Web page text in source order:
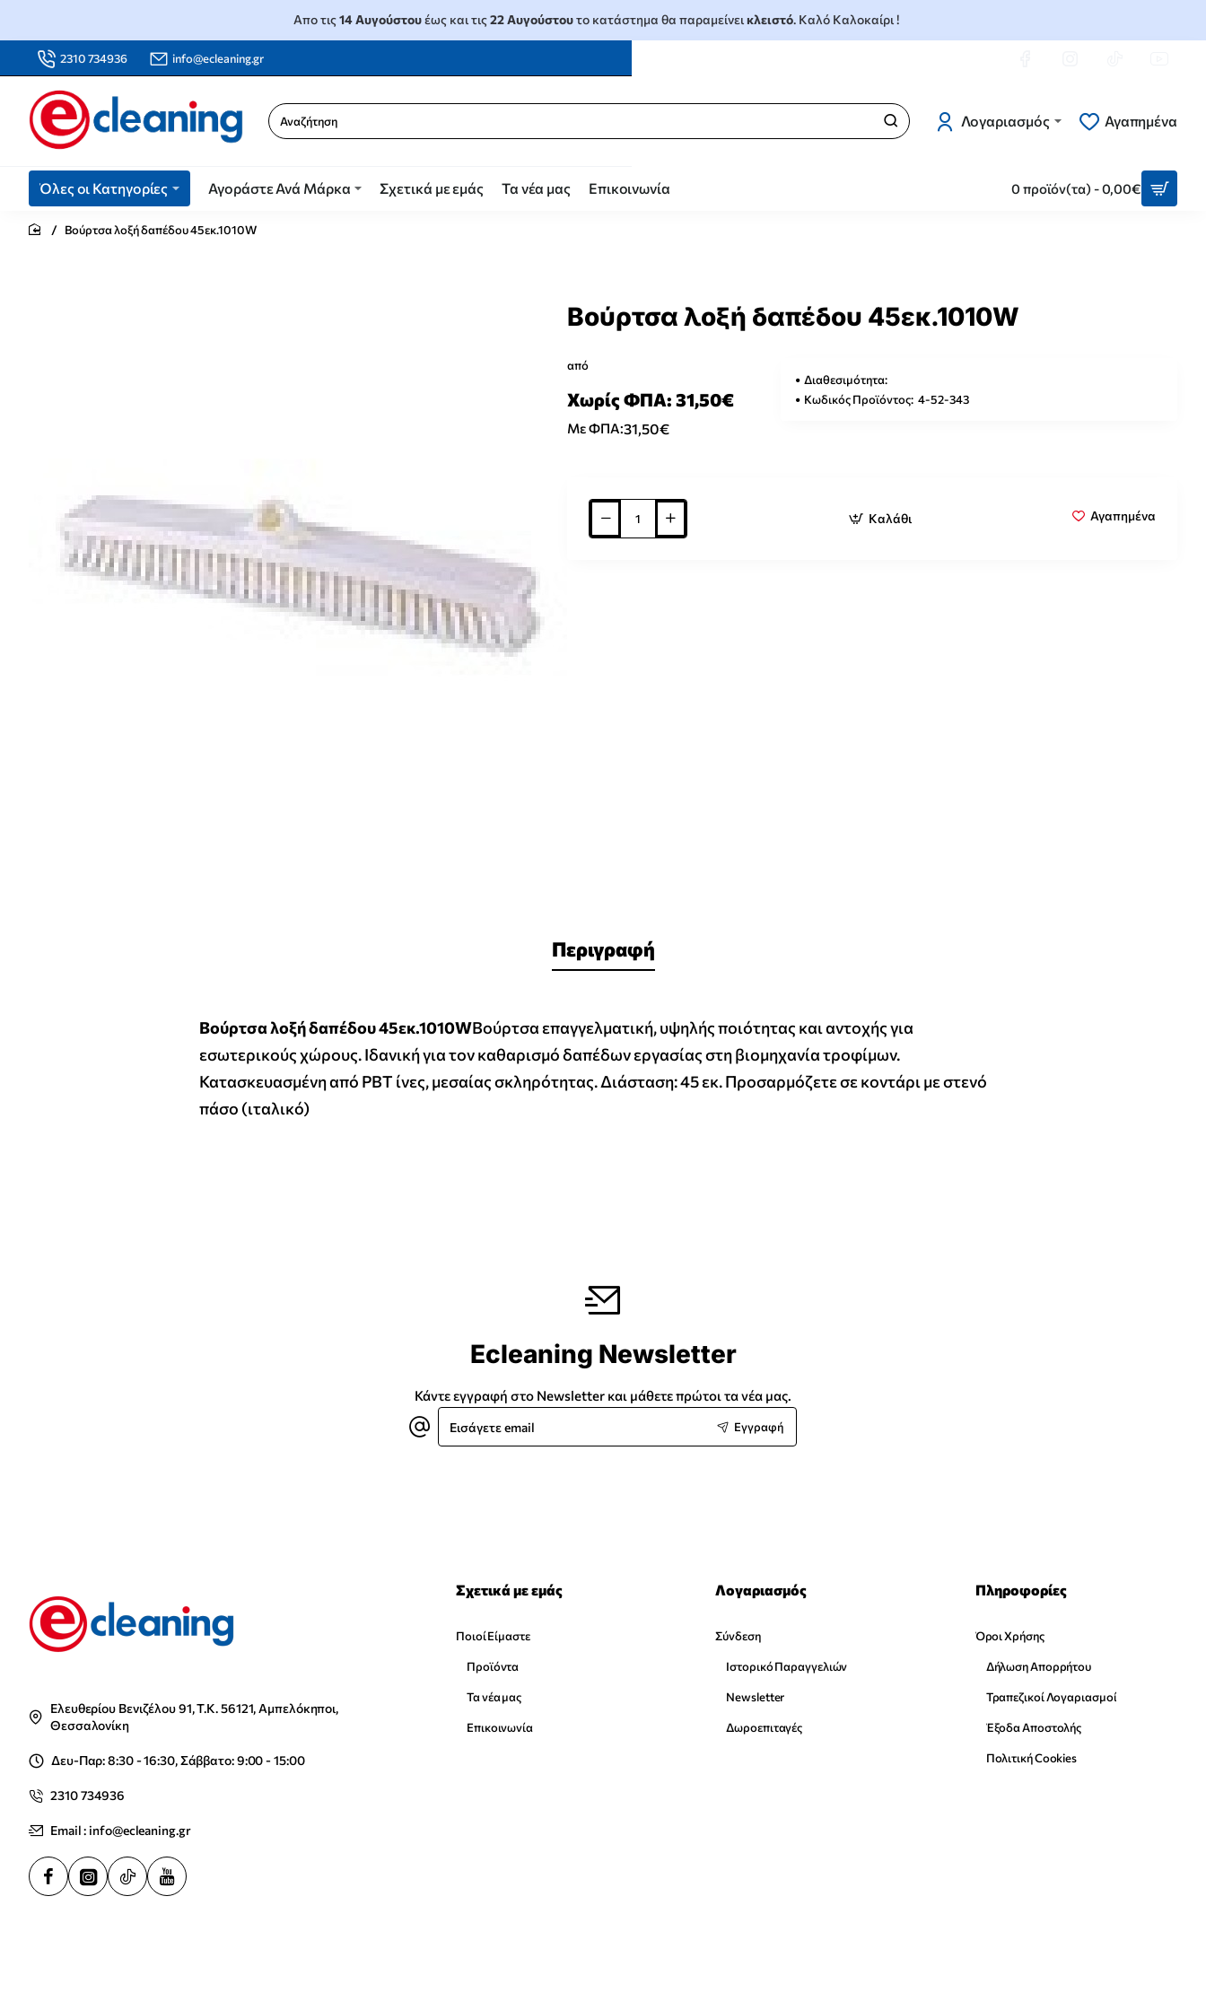
Απο τις14 Αυγούστουέως και τις22 Αυγούστουτο κατάστημα θα παραμείνεικλειστό. Καλό Καλοκαίρι !
2310 734936 info@ecleaning.gr
Αναζήτηση Λογαριασμός Αγαπημένα
Όλες οι Κατηγορίες Αγοράστε Ανά Μάρκα Σχετικά με εμάς Τα νέα μας Επικοινωνία 0 προϊόν(τα) - 0,00€
Βούρτσα λοξή δαπέδου 45εκ.1010W
Βούρτσα λοξή δαπέδου 45εκ.1010W
από
Με ΦΠΑ:31,50€
Χωρίς ΦΠΑ: 31,50€
Διαθεσιμότητα:
Κωδικός Προϊόντος: 4-52-343
Καλάθι Αγαπημένα
Περιγραφή
Βούρτσα λοξή δαπέδου 45εκ.1010WΒούρτσα επαγγελματική, υψηλής ποιότητας και αντοχής για
εσωτερικούς χώρους. Ιδανική για τον καθαρισμό δαπέδων εργασίας στη βιομηχανία τροφίμων.
Κατασκευασμένη από PBT ίνες, μεσαίας σκληρότητας. Διάσταση: 45 εκ. Προσαρμόζετε σε κοντάρι με στενό
πάσο (ιταλικό)
Ecleaning Newsletter
Κάντε εγγραφή στο Newsletter και μάθετε πρώτοι τα νέα μας.
Εισάγετε
email
Εγγραφή
Ελευθερίου Βενιζέλου 91, Τ.Κ. 56121, Αμπελόκηποι,
Θεσσαλονίκη
Δευ-Παρ: 8:30 - 16:30, Σάββατο: 9:00 - 15:00
2310 734936
Email : info@ecleaning.gr
Σχετικά με εμάς
Ποιοί Είμαστε
Προϊόντα
Τα νέα μας
Επικοινωνία
Λογαριασμός
Σύνδεση
Ιστορικό Παραγγελιών
Newsletter
Δωροεπιταγές
Πληροφορίες
Όροι Χρήσης
Δήλωση Απορρήτου
Τραπεζικοί Λογαριασμοί
Έξοδα Αποστολής
Πολιτική Cookies